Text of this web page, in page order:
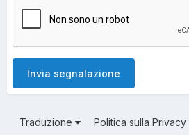
Invia segnalazione
Traduzione Politica sulla Privacy